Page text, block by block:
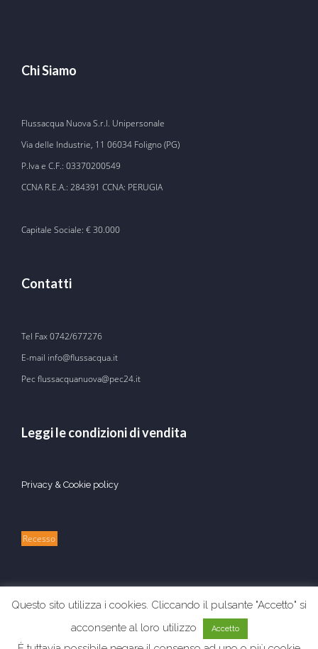
Chi Siamo
Flussacqua Nuova S.r.l. Unipersonale
Via delle Industrie, 11 06034 Foligno (PG)
P.Iva e C.F.: 03370200549
CCNA R.E.A.: 284391 CCNA: PERUGIA
Capitale Sociale: € 30.000
Contatti
Tel Fax0742/677276
E-mail info@flussacqua.it
Pec flussacquanuova@pec24.it
Leggi le condizioni di vendita
Privacy & Cookie policy
Recesso
Questo sito utilizza i cookies. Cliccando il pulsante "Accetto" si
acconsente al loro utilizzo
Accetto